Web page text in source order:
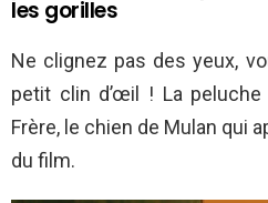
les gorilles
Ne clignez pas des yeux,
petit clin d’œil ! La
Frère, le chien de Mulan qui
du film.